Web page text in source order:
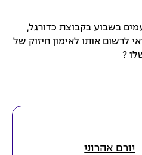
שלי בן 14 ומתאמן 4 פעמים בשבוע בקבוצת כדורגל,
אותו לאימון חיזוק של
?
יורם אהרוני